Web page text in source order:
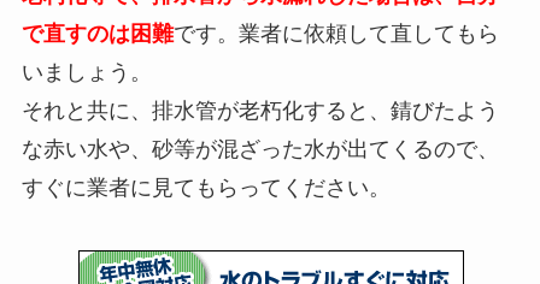
で直すのは困難です。業者に依頼して直してもら
いましょう。
それと共に、排水管が老朽化すると、錆びたよう
な赤い水や、砂等が混ざった水が出てくるので、
すぐに業者に見てもらってください。